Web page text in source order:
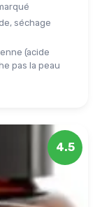
séchage
(acide
pas la peau
4.5